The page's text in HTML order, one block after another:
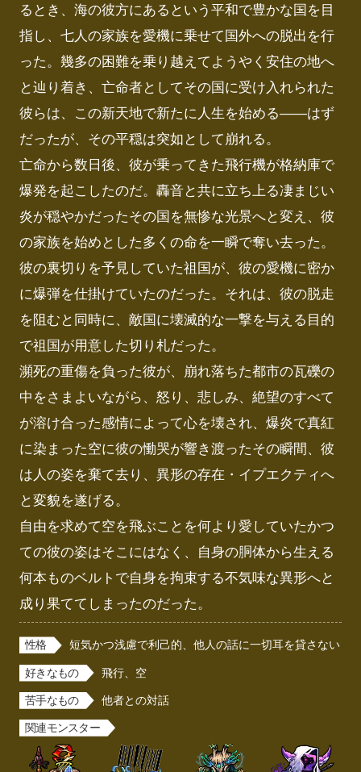
るとき、海の彼方にあるという平和で豊かな国を目
指し、七人の家族を愛機に乗せて国外への脱出を行
った。幾多の困難を乗り越えてようやく安住の地へ
と辿り着き、亡命者としてその国に受け入れられた
彼らは、この新天地で新たに人生を始める――はず
だったが、その平穏は突如として崩れる。
亡命から数日後、彼が乗ってきた飛行機が格納庫で
爆発を起こしたのだ。轟音と共に立ち上る凄まじい
炎が穏やかだったその国を無惨な光景へと変え、彼
の家族を始めとした多くの命を一瞬で奪い去った。
彼の裏切りを予見していた祖国が、彼の愛機に密か
に爆弾を仕掛けていたのだった。それは、彼の脱走
を阻むと同時に、敵国に壊滅的な一撃を与える目的
で祖国が用意した切り札だった。
瀕死の重傷を負った彼が、崩れ落ちた都市の瓦礫の
中をさまよいながら、怒り、悲しみ、絶望のすべて
が溶け合った感情によって心を壊され、爆炎で真紅
に染まった空に彼の慟哭が響き渡ったその瞬間、彼
は人の姿を棄て去り、異形の存在・イプエクティへ
と変貌を遂げる。
自由を求めて空を飛ぶことを何より愛していたかつ
ての彼の姿はそこにはなく、自身の胴体から生える
何本ものベルトで自身を拘束する不気味な異形へと
成り果ててしまったのだった。
性格 短気かつ浅慮で利己的、他人の話に一切耳を貸さない
好きなもの 飛行、空
苦手なもの 他者との対話
関連モンスター